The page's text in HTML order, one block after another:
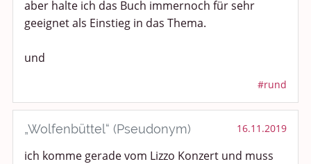
aber halte ich das Buch immernoch für sehr
geeignet als Einstieg in das Thema.
und
#rund
„Wolfenbüttel“ (Pseudonym) 16.11.2019
ich komme gerade vom Lizzo Konzert und muss